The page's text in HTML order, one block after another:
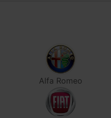
Alfa Romeo